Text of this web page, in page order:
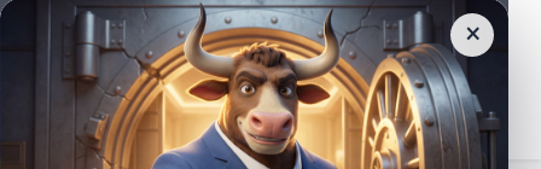
×
Nejčtenějšízprávy